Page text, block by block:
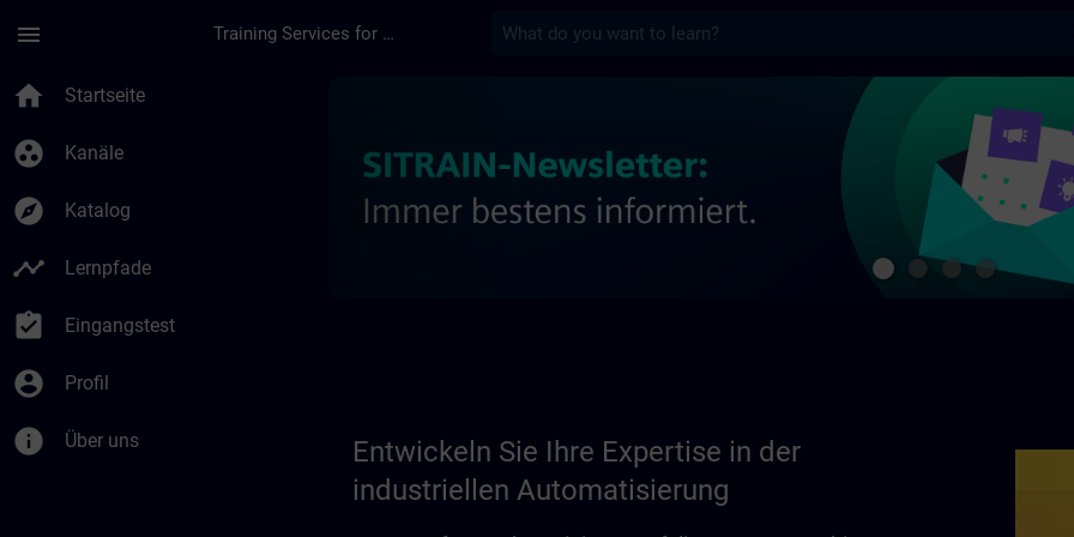
menu Training Services for Digital Industries
home Startseite
group_work Kanäle
explore Katalog
timeline Lernpfade
assignment_turned_in Eingangstest
account_circle Profil
info Über uns
Entwickeln Sie Ihr Know-how in der industriellen
Entwickeln Sie Ihre Expertise in der
industriellen Automatisierung